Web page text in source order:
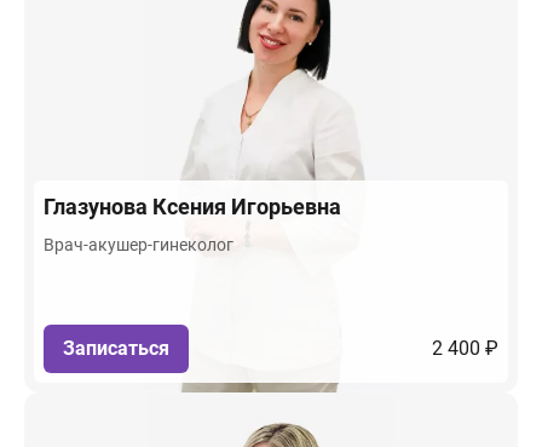
Глазунова Ксения Игорьевна
Врач-акушер-гинеколог
Записаться 2 400 ₽